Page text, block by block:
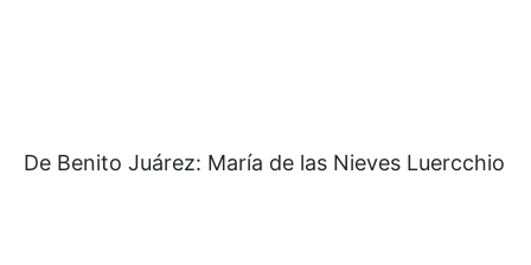
De Benito Juárez: María de las Nieves Luercchio